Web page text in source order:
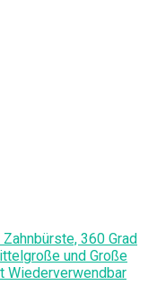
360 Grad
und Große
Wiederverwendbar